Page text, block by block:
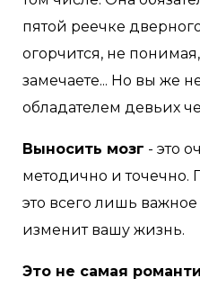
пятой реечке
огорчится, не
замечаете... Но вы же
обладателем девьих
Выносить мозг - это
методично и точечно.
это всего лишь
изменит вашу жизнь.
Это не самая